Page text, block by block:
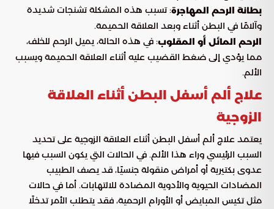
بطانة الرحم المهاجرة: تسبب هذه المشكلة تشنجات شديدة
وآلامًا في البطن أثناء وبعد العلاقة الحميمة.
الرحم المائل أو المقلوب: في هذه الحالة، يميل الرحم للخلف،
مما يؤدي إلى ضغط القضيب عليه أثناء العلاقة الحميمة ويسبب
الألم.
علاج ألم أسفل البطن أثناء العلاقة
الزوجية
يعتمد علاج ألم أسفل البطن أثناء العلاقة الزوجية على تحديد
السبب الرئيسي وراء هذا الألم. في الحالات التي يكون السبب فيها
عدوى بكتيرية أو أمراض منقولة جنسيًا، قد يصف الطبيب
المضادات الحيوية والأدوية المضادة للالتهابات. أما في حالات
مثل تكيس المبايض أو الأورام الرحمية، فقد يتطلب الأمر تدخلًا